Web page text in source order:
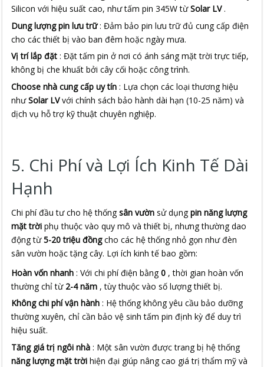
Silicon với hiệu suất cao, như tấm pin 345W từSolar LV.
Dung lượng pin lưu trữ: Đảm bảo pin lưu trữ đủ cung cấp điện
cho các thiết bị vào ban đêm hoặc ngày mưa.
Vị trí lắp đặt : Đặt tấm pin ở nơi có ánh sáng mặt trời trực tiếp,
không bị che khuất bởi cây cối hoặc công trình.
Choose nhà cung cấp uy tín : Lựa chọn các loại thương hiệu
nhưSolar LVvới chính sách bảo hành dài hạn (10-25 năm) và
dịch vụ hỗ trợ kỹ thuật chuyên nghiệp.
5. Chi Phí và Lợi Ích Kinh Tế Dài
Hạnh
Chi phí đầu tư cho hệ thống sân vườn sử dụng pin năng lượng
mặt trời phụ thuộc vào quy mô và thiết bị, nhưng thường dao
động từ 5-20 triệu đồng cho các hệ thống nhỏ gọn như đèn
sân vườn hoặc tặng cây. Lợi ích kinh tế bao gồm:
Hoàn vốn nhanh : Với chi phí điện bằng0 , thời gian hoàn vốn
thường chỉ từ 2-4 năm , tùy thuộc vào số lượng thiết bị.
Không chi phí vận hành : Hệ thống không yêu cầu bảo dưỡng
thường xuyên, chỉ cần bảo vệ sinh tấm pin định kỳ để duy trì
hiệu suất.
Tăng giá trị ngôi nhà : Một sân vườn được trang bị hệ thống
năng lượng mặt trời hiện đại giúp nâng cao giá trị thẩm mỹ và